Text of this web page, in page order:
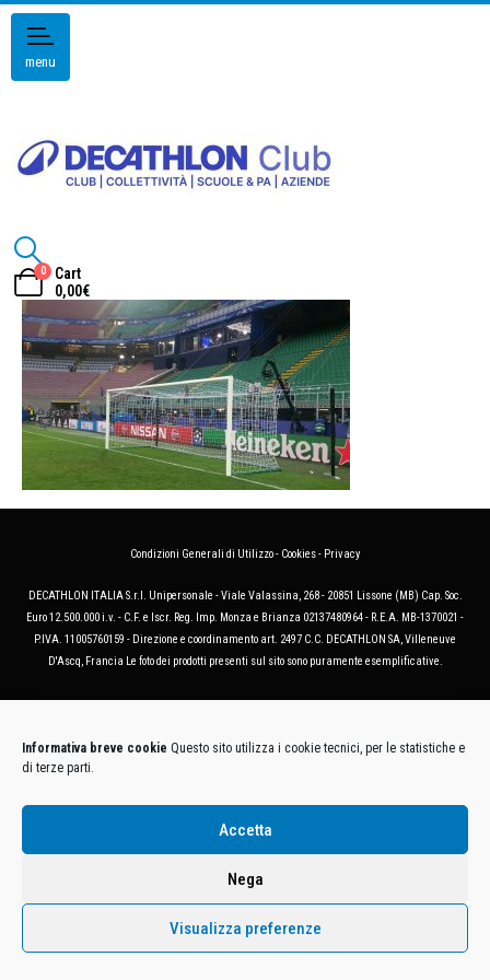
Informativa breve cookie Questo sito utilizza i cookie tecnici, per le statistiche e
di terze parti.
Accetta
Nega
Visualizza preferenze
menu
0
Cart
0,00€
Condizioni Generali di Utilizzo- Cookies- Privacy
DECATHLON ITALIA S.r.l. Unipersonale - Viale Valassina, 268 - 20851 Lissone (MB) Cap. Soc.
Euro 12.500.000 i.v. - C.F. e Iscr. Reg. Imp. Monza e Brianza 02137480964 - R.E.A. MB-1370021 -
P.IVA. 11005760159 - Direzione e coordinamento art. 2497 C.C. DECATHLON SA, Villeneuve
D'Ascq, Francia Le foto dei prodotti presenti sul sito sono puramente esemplificative.